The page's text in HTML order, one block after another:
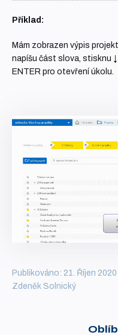
Příklad:
Mám zobrazen výpis
napíšu část slova, stisknu
ENTER pro otevření úkolu.
Publikováno: 21. Říjen 2020
Zdeněk Solnický